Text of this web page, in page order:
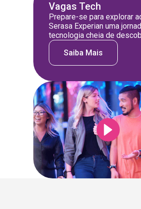
Vagas Tech
Prepare-se para explorar
Serasa Experian uma
tecnologia cheia de
Saiba Mais